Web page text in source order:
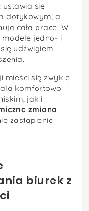
ustawia się
dotykowym, a
całą pracę. W
jedno- i
udźwigiem
mieści się zwykle
komfortowo
jak i
zmiana
zastąpienie
biurek z